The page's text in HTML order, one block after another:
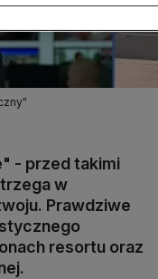
- przed takimi
w
Prawdziwe
resortu oraz